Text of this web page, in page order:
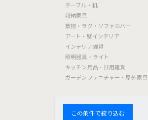
この条件で絞り込む
テーブル・机
収納家具
敷物・ラグ・ソファカバー
アート・壁インテリア
インテリア雑貨
照明器具・ライト
キッチン用品・日用雑貨
ガーデンファニチャー・屋外家具